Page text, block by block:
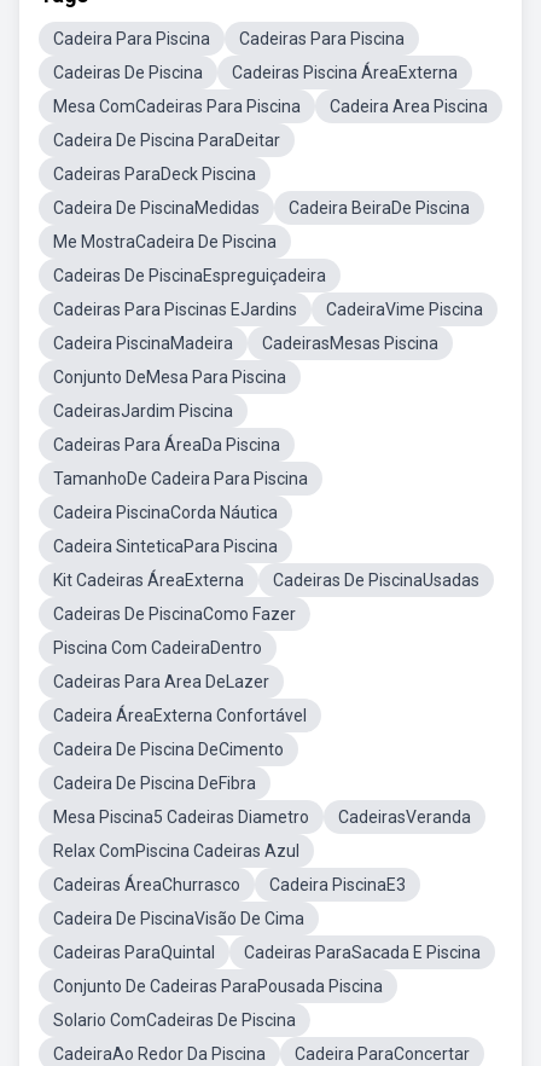
Cadeira Para Piscina
Cadeiras Para Piscina
Cadeiras De Piscina
Cadeiras Piscina ÁreaExterna
Mesa ComCadeiras Para Piscina
Cadeira Area Piscina
Cadeira De Piscina ParaDeitar
Cadeiras ParaDeck Piscina
Cadeira De PiscinaMedidas
Cadeira BeiraDe Piscina
Me MostraCadeira De Piscina
Cadeiras De PiscinaEspreguiçadeira
Cadeiras Para Piscinas EJardins
CadeiraVime Piscina
Cadeira PiscinaMadeira
CadeirasMesas Piscina
Conjunto DeMesa Para Piscina
CadeirasJardim Piscina
Cadeiras Para ÁreaDa Piscina
TamanhoDe Cadeira Para Piscina
Cadeira PiscinaCorda Náutica
Cadeira SinteticaPara Piscina
Kit Cadeiras ÁreaExterna
Cadeiras De PiscinaUsadas
Cadeiras De PiscinaComo Fazer
Piscina Com CadeiraDentro
Cadeiras Para Area DeLazer
Cadeira ÁreaExterna Confortável
Cadeira De Piscina DeCimento
Cadeira De Piscina DeFibra
Mesa Piscina5 Cadeiras Diametro
CadeirasVeranda
Relax ComPiscina Cadeiras Azul
Cadeiras ÁreaChurrasco
Cadeira PiscinaE3
Cadeira De PiscinaVisão De Cima
Cadeiras ParaQuintal
Cadeiras ParaSacada E Piscina
Conjunto De Cadeiras ParaPousada Piscina
Solario ComCadeiras De Piscina
CadeiraAo Redor Da Piscina
Cadeira ParaConcertar